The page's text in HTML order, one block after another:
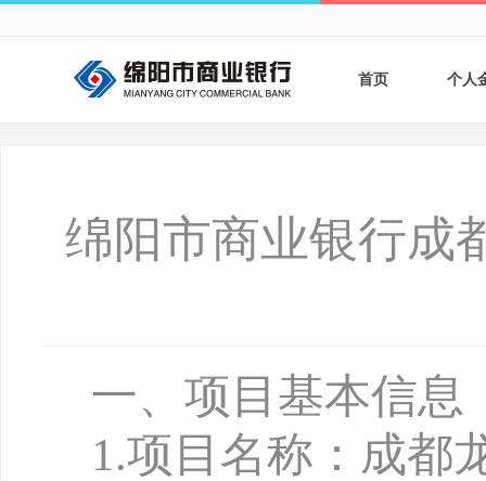
首页 个人
银
绵阳市商业银行成
一、项目基本信息
1.项目名称：成都